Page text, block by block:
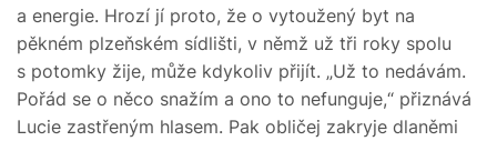
a energie. Hrozí jí proto, že o vytoužený byt na
pěkném plzeňském sídlišti, v němž už tři roky spolu
s potomky žije, může kdykoliv přijít. „Už to nedávám.
Pořád se o něco snažím a ono to nefunguje,“ přiznává
Lucie zastřeným hlasem. Pak obličej zakryje dlaněmi